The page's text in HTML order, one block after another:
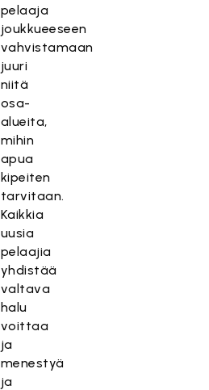
pelaaja
joukkueeseen
vahvistamaan
juuri
niitä
osa-
alueita,
mihin
apua
kipeiten
tarvitaan.
Kaikkia
uusia
pelaajia
yhdistää
valtava
halu
voittaa
ja
menestyä
ja